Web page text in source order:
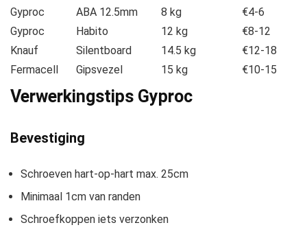
Gyproc
ABA 12.5mm 8 kg
€4-6
Gyproc
Habito 12 kg
€8-12
Knauf
Silentboard 14.5 kg
€12-18
Fermacell
Gipsvezel 15 kg €10-15
Verwerkingstips Gyproc
Bevestiging
Schroeven hart-op-hart max. 25cm
Minimaal 1cm van randen
Schroefkoppen iets verzonken